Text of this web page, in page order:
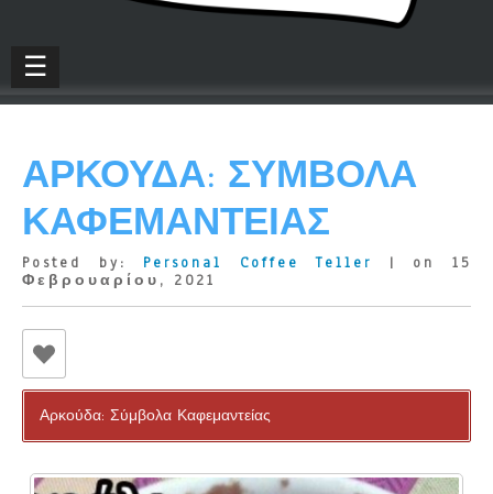
☰
ΑΡΚΟΎΔΑ: ΣΎΜΒΟΛΑ
ΚΑΦΕΜΑΝΤΕΊΑΣ
Posted by: Personal Coffee Teller
| on 15
Φεβρουαρίου, 2021
Αρκούδα: Σύμβολα Καφεμαντείας